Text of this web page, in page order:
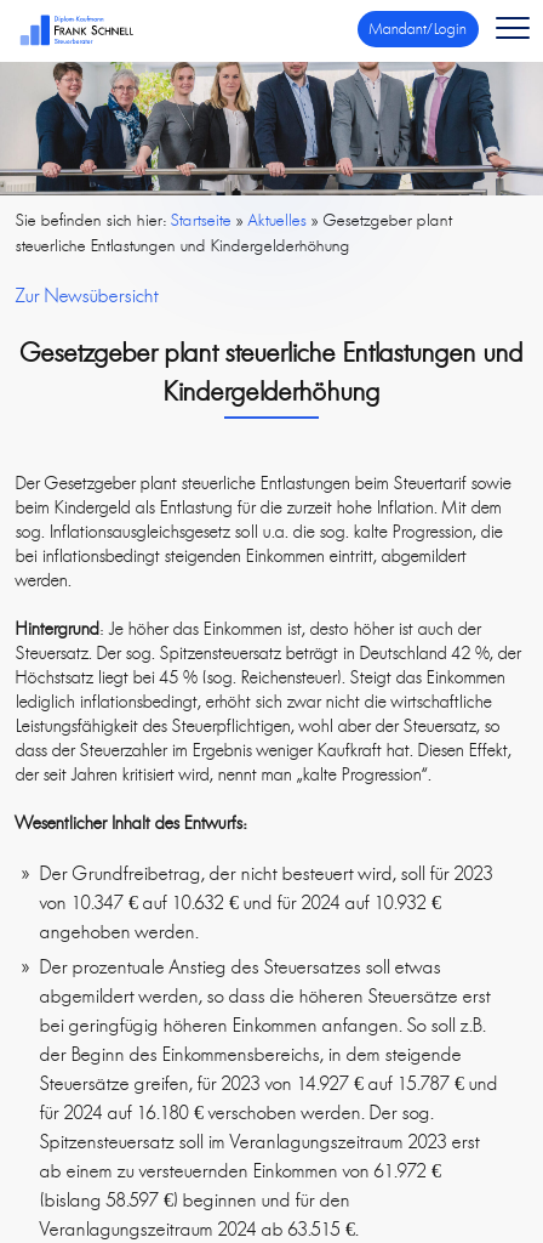
Mandant/Login
Sie befinden sich hier:Startseite »Aktuelles »Gesetzgeber plant
steuerliche Entlastungen und Kindergelderhöhung
Zur Newsübersicht
Gesetzgeber plant steuerliche Entlastungen und
Kindergelderhöhung
Der Gesetzgeber plant steuerliche Entlastungen beim Steuertarif sowie
beim Kindergeld als Entlastung für die zurzeit hohe Inflation. Mit dem
sog. Inflationsausgleichsgesetz soll u.a. die sog. kalte Progression, die
bei inflationsbedingt steigenden Einkommen eintritt, abgemildert
werden.
Hintergrund: Je höher das Einkommen ist, desto höher ist auch der
Steuersatz. Der sog. Spitzensteuersatz beträgt in Deutschland 42 %, der
Höchstsatz liegt bei 45 % (sog. Reichensteuer). Steigt das Einkommen
lediglich inflationsbedingt, erhöht sich zwar nicht die wirtschaftliche
Leistungsfähigkeit des Steuerpflichtigen, wohl aber der Steuersatz, so
dass der Steuerzahler im Ergebnis weniger Kaufkraft hat. Diesen Effekt,
der seit Jahren kritisiert wird, nennt man „kalte Progression“.
Wesentlicher Inhalt des Entwurfs:
Der Grundfreibetrag, der nicht besteuert wird, soll für 2023
von 10.347 € auf 10.632 € und für 2024 auf 10.932 €
angehoben werden.
Der prozentuale Anstieg des Steuersatzes soll etwas
abgemildert werden, so dass die höheren Steuersätze erst
bei geringfügig höheren Einkommen anfangen. So soll z.B.
der Beginn des Einkommensbereichs, in dem steigende
Steuersätze greifen, für 2023 von 14.927 € auf 15.787 € und
für 2024 auf 16.180 € verschoben werden. Der sog.
Spitzensteuersatz soll im Veranlagungszeitraum 2023 erst
ab einem zu versteuernden Einkommen von 61.972 €
(bislang 58.597 €) beginnen und für den
Veranlagungszeitraum 2024 ab 63.515 €.